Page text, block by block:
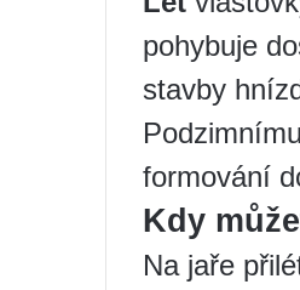
pohybuje
stavby
formování
Kdy
Na jaře